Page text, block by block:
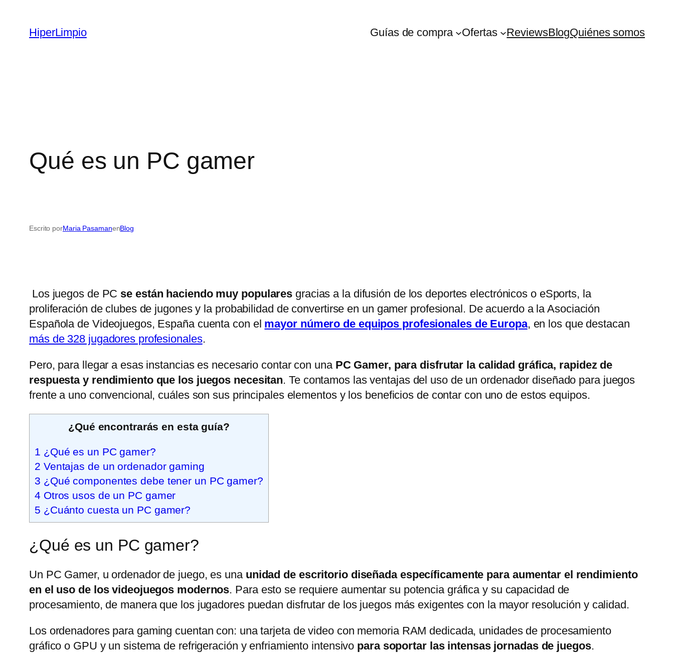
contenido
HiperLimpio Guías de compra Ofertas ReviewsBlogQuiénes somos
Qué es un PC gamer
Escrito porMaria PasamanenBlog
Los juegos de PC se están haciendo muy populares gracias a la difusión de los deportes electrónicos o eSports, la
proliferación de clubes de jugones y la probabilidad de convertirse en un gamer profesional. De acuerdo a la Asociación
Española de Videojuegos, España cuenta con el mayor número de equipos profesionales de Europa, en los que destacan
más de 328 jugadores profesionales.
Pero, para llegar a esas instancias es necesario contar con una PC Gamer, para disfrutar la calidad gráfica, rapidez de
respuesta y rendimiento que los juegos necesitan. Te contamos las ventajas del uso de un ordenador diseñado para juegos
frente a uno convencional, cuáles son sus principales elementos y los beneficios de contar con uno de estos equipos.
¿Qué encontrarás en esta guía?
1 ¿Qué es un PC gamer?
2 Ventajas de un ordenador gaming
3 ¿Qué componentes debe tener un PC gamer?
4 Otros usos de un PC gamer
5 ¿Cuánto cuesta un PC gamer?
¿Qué es un PC gamer?
Un PC Gamer, u ordenador de juego, es una unidad de escritorio diseñada específicamente para aumentar el rendimiento
en el uso de los videojuegos modernos. Para esto se requiere aumentar su potencia gráfica y su capacidad de
procesamiento, de manera que los jugadores puedan disfrutar de los juegos más exigentes con la mayor resolución y calidad.
Los ordenadores para gaming cuentan con: una tarjeta de video con memoria RAM dedicada, unidades de procesamiento
gráfico o GPU y un sistema de refrigeración y enfriamiento intensivo para soportar las intensas jornadas de juegos.